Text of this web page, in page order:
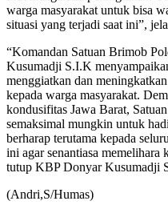
warga masyarakat untuk bisa
situasi yang terjadi saat ini”,
“Komandan Satuan Brimob
Kusumadji S.I.K
menggiatkan dan
kepada warga masyarakat.
kondusifitas Jawa Barat,
semaksimal mungkin untuk
berharap terutama kepada
ini agar senantiasa
tutup KBP Donyar Kusumadji
(Andri,S/Humas)